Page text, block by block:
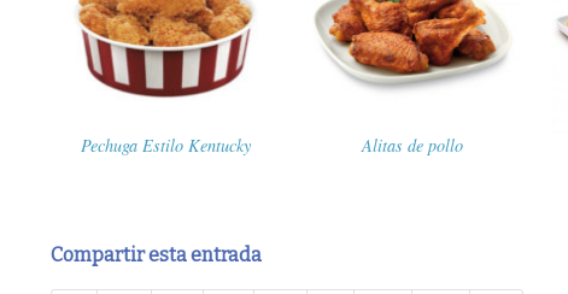
Pechuga Estilo Kentucky Alitas de pollo
Compartir esta entrada